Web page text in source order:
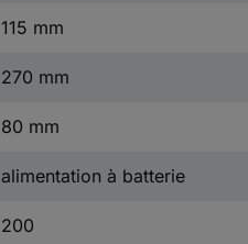
115 mm
270 mm
80 mm
alimentation à batterie
200